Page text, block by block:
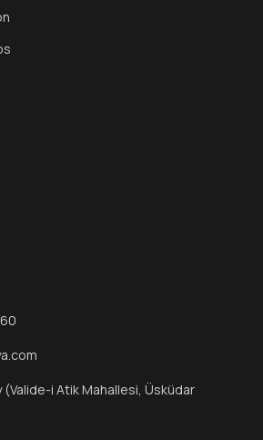
i Atik Mahallesi, Üsküdar